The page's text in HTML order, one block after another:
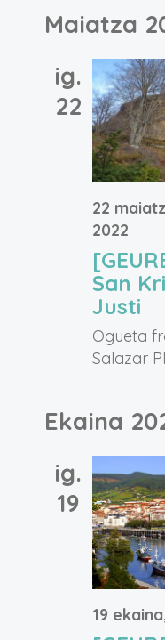
Maiatza
ig.
22
22
2022
San
Justi
Ogueta
Salazar
Ekaina
ig.
19
19